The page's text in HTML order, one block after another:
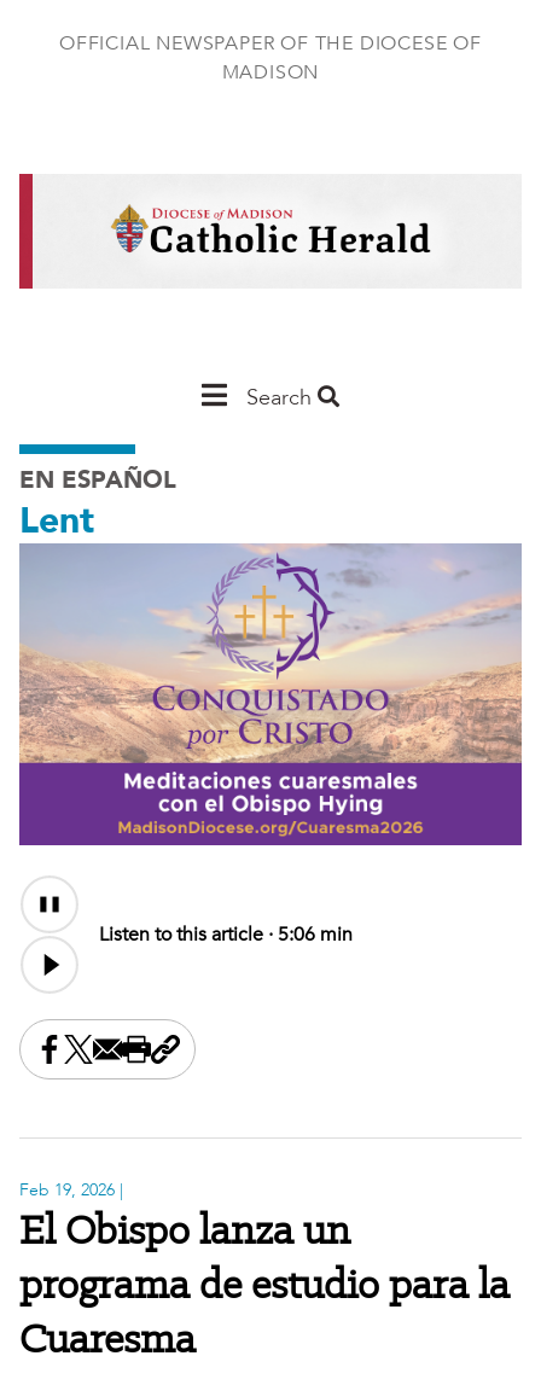
OFFICIAL NEWSPAPER OF THE DIOCESE OF
MADISON
MainSearch
EN ESPAÑOL
Lent
Audio
Content
Listen to this article · 5:06 min
Share this on Facebook
Share this on X
Share this by email
Print this page
Copy the page address
Feb 19, 2026 |
El Obispo lanza un
programa de estudio para la
Cuaresma